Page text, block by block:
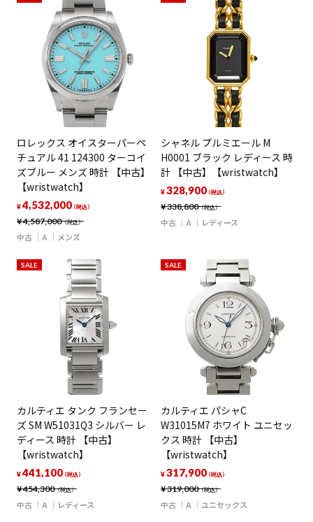
ロレックス オイスターパーペ
チュアル 41 124300 ターコイ
ズブルー メンズ 時計 【中古】
【wristwatch】
¥4,587,000（税込）
¥4,532,000（税込）
中古 A メンズ
シャネル プルミエール M
H0001 ブラック レディース 時
計 【中古】【wristwatch】
¥338,800（税込）
¥328,900（税込）
中古 A レディース
SALE
カルティエ タンク フランセー
ズ SM W51031Q3 シルバー レ
ディース 時計 【中古】
【wristwatch】
¥454,300（税込）
¥441,100（税込）
中古 A レディース
SALE
カルティエ パシャC
W31015M7 ホワイト ユニセッ
クス 時計 【中古】
【wristwatch】
¥319,000（税込）
¥317,900（税込）
中古 A ユニセックス